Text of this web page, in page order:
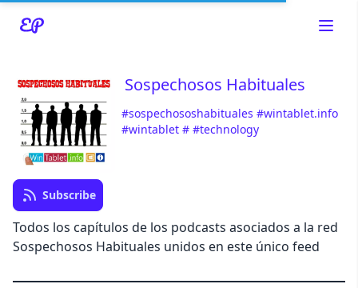
Read about our content policies here
Sospechosos Habituales
#sospechososhabituales #wintablet.info
#wintablet # #technology
Subscribe
Todos los capítulos de los podcasts asociados a la red
Sospechosos Habituales unidos en este único feed
Cancel